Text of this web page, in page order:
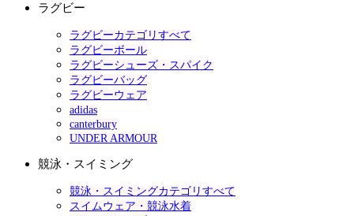
ラグビー
ラグビーカテゴリすべて
ラグビーボール
ラグビーシューズ・スパイク
ラグビーバッグ
ラグビーウェア
adidas
canterbury
UNDER ARMOUR
競泳・スイミング
競泳・スイミングカテゴリすべて
スイムウェア・競泳水着